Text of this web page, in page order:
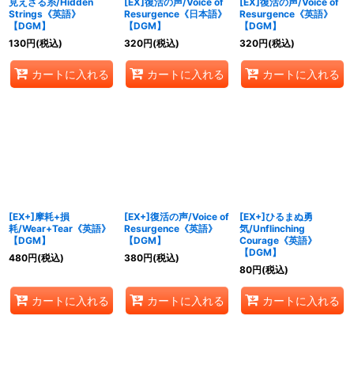
Strings《英語》
【DGM】
130円(税込)
カートに入れる
Resurgence《日本語》
【DGM】
320円(税込)
カートに入れる
Resurgence《英語》
【DGM】
320円(税込)
カートに入れる
[EX+]摩耗+損
耗/Wear+Tear《英語》
【DGM】
480円(税込)
カートに入れる
[EX+]復活の声/Voice of
Resurgence《英語》
【DGM】
380円(税込)
カートに入れる
[EX+]ひるまぬ勇
気/Unflinching
Courage《英語》
【DGM】
80円(税込)
カートに入れる